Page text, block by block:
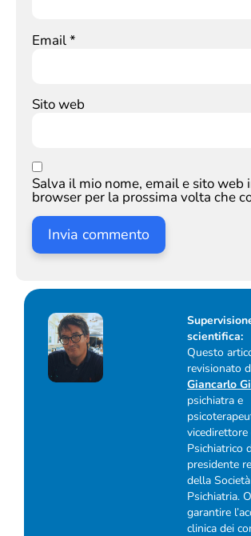
Email*
Sito web
Salva il mio nome, email e sito web
browser per la prossima volta che
scientifica:
Questo
revisionato
Giancarlo
psichiatra e
Psichiatrico
presidente
della
Psichiatria.
garantire
clinica dei